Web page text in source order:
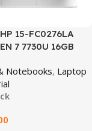
15-FC0276LA
7 7730U 16GB
Notebooks, Laptop